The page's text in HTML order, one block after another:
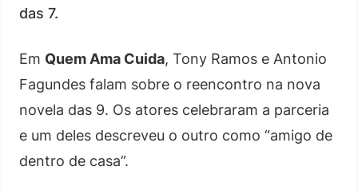
das 7.
Em Quem Ama Cuida, Tony Ramos e Antonio
Fagundes falam sobre o reencontro na nova
novela das 9. Os atores celebraram a parceria
e um deles descreveu o outro como “amigo de
dentro de casa”.